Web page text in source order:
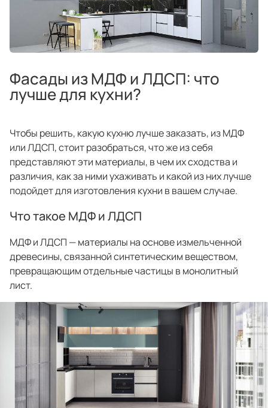
предложения
и скидки
Салоны продаж
О компании
Корпоративным
клиентам
Дизайнерам
интерьеров
Портфолио проектов
Галерея
интерьеров
Найдите своё
Фасады из МДФ и ЛДСП: что
лучше для кухни?
Чтобы решить, какую кухню лучше заказать, из МДФ
или ЛДСП, стоит разобраться, что же из себя
представляют эти материалы, в чем их сходства и
различия, как за ними ухаживать и какой из них лучше
подойдет для изготовления кухни в вашем случае.
Что такое МДФ и ЛДСП
МДФ и ЛДСП — материалы на основе измельченной
древесины, связанной синтетическим веществом,
превращающим отдельные частицы в монолитный
лист.